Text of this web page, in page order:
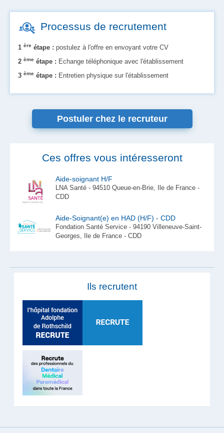
Processus de recrutement
1 ère étape : postulez à l'offre en envoyant votre CV
2 ème étape : Echange téléphonique avec l'établissement
3 ème étape : Entretien physique sur l'établissement
Postuler chez le recruteur
Ces offres vous intéresseront
Aide-soignant H/F
LNA Santé - 94510 Queue-en-Brie, Ile de France -
CDD
Aide-Soignant(e) en HAD (H/F) - CDD
Fondation Santé Service - 94190 Villeneuve-Saint-
Georges, Ile de France - CDD
Ils recrutent